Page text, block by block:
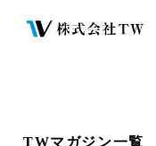
TWマガジン一覧